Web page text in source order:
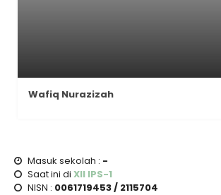
Wafiq Nurazizah
Masuk sekolah : -
Saat ini di XII IPS-1
NISN : 0061719453 / 2115704